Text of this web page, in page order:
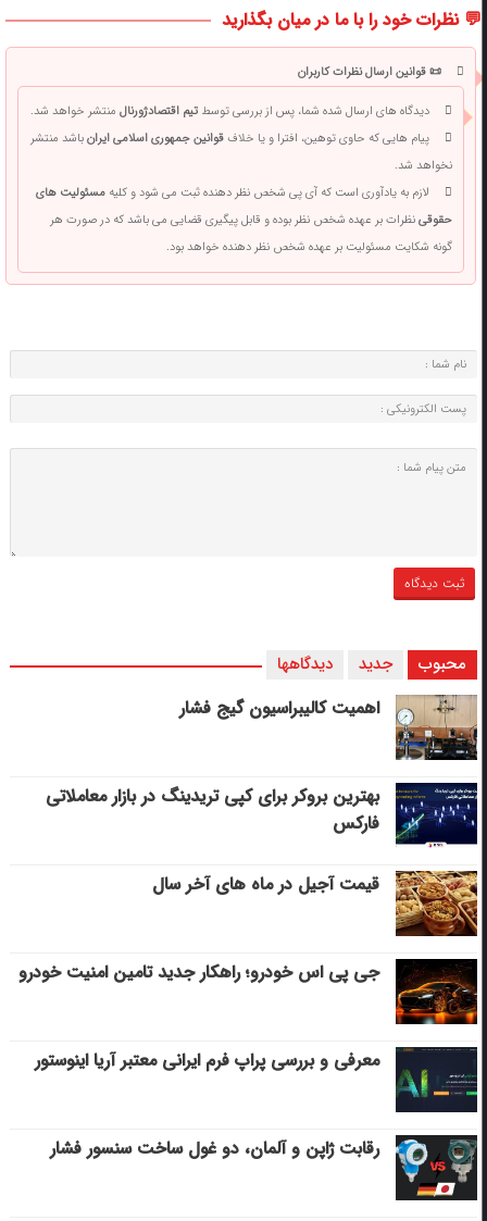
💬 نظرات خود را با ما در میان بگذارید
📜 قوانین ارسال نظرات کاربران
دیدگاه های ارسال شده شما، پس از بررسی توسطتیم اقتصادژورنالمنتشر خواهد شد.
پیام هایی که حاوی توهین، افترا و یا خلافقوانین جمهوری اسلامی ایرانباشد منتشر
نخواهد شد.
لازم به یادآوری است که آی پی شخص نظر دهنده ثبت می شود و کلیهمسئولیت های
حقوقینظرات بر عهده شخص نظر بوده و قابل پیگیری قضایی می باشد که در صورت هر
گونه شکایت مسئولیت بر عهده شخص نظر دهنده خواهد بود.
محبوب جدید دیدگاهها
اهمیت کالیبراسیون گیج فشار
بهترین بروکر برای کپی‌ تریدینگ در بازار معاملاتی
فارکس
قیمت آجیل در ماه های آخر سال
جی پی اس خودرو؛ راهکار جدید تامین امنیت خودرو
معرفی و بررسی پراپ فرم ایرانی معتبر آریا اینوستور
رقابت ژاپن و آلمان، دو غول ساخت سنسور فشار